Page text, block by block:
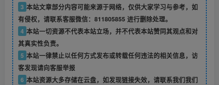
3 本站文章部分内容可能来源于网络，仅供大家学习与参考，如
有侵权，请联系客服微信：811805855 进行删除处理。
4 本站一切资源不代表本站立场，并不代表本站赞同其观点和对
其真实性负责。
5 本站一律禁止以任何方式发布或转载任何违法的相关信息，访
客发现请向客服举报
6 本站资源大多存储在云盘，如发现链接失效，请联系我们我们